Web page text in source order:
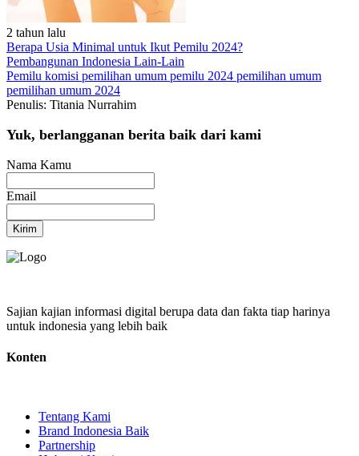
2 tahun lalu
Berapa Usia Minimal untuk Ikut Pemilu 2024?
Pembangunan Indonesia Lain-Lain
Pemilu komisi pemilihan umum pemilu 2024 pemilihan umum
pemilihan umum 2024
Penulis: Titania Nurrahim
Yuk, berlangganan berita baik dari kami
Nama Kamu
Email
Kirim
Sajian kajian informasi digital berupa data dan fakta tiap harinya
untuk indonesia yang lebih baik
Konten
Tentang Kami
Brand Indonesia Baik
Partnership